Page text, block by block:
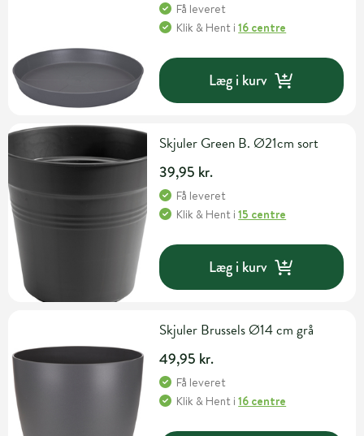
Få leveret
Klik & Hent i16 centre
Læg i kurv
Skjuler Green B. Ø21cm sort
39,95 kr.
Få leveret
Klik & Hent i15 centre
Læg i kurv
Skjuler Brussels Ø14 cm grå
49,95 kr.
Få leveret
Klik & Hent i16 centre